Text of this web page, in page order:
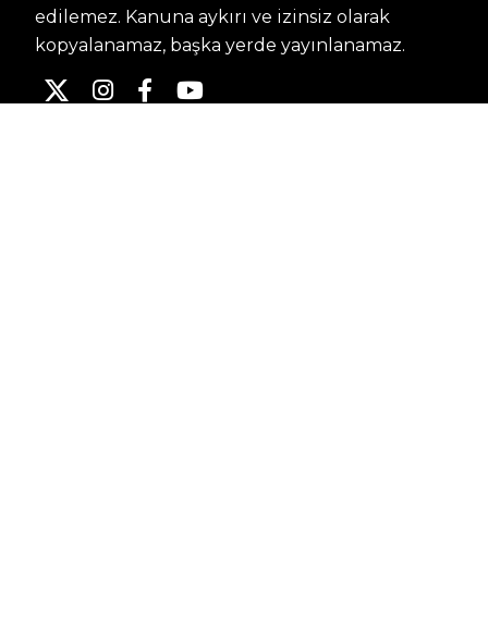
edilemez. Kanuna aykırı ve izinsiz olarak
kopyalanamaz, başka yerde yayınlanamaz.